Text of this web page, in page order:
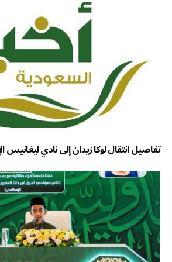
تفاصيل انتقال لوكا زيدان إلى نادي ليغانيس